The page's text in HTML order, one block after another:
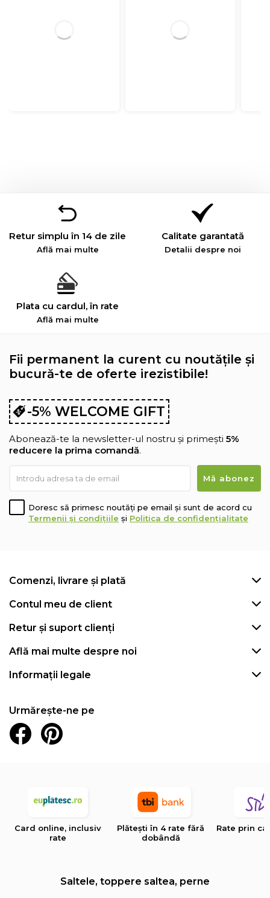
Retur simplu în 14 de zile
Află mai multe
Calitate garantată
Detalii despre noi
Plata cu cardul, în rate
Află mai multe
Fii permanent la curent cu noutățile și
bucură-te de oferte irezistibile!
-5% WELCOME GIFT
Abonează-te la newsletter-ul nostru și primești 5%
reducere la prima comandă.
Doresc să primesc noutăți pe email și sunt de acord cu
Termenii și condițiile și Politica de confidențialitate
Comenzi, livrare și plată
Contul meu de client
Retur și suport clienți
Află mai multe despre noi
Informații legale
Urmărește-ne pe
Card online, inclusiv
rate
Plătești în 4 rate fără
dobândă
Rate prin
Saltele, toppere saltea, perne